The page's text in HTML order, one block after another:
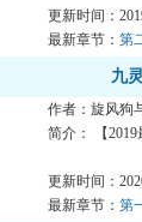
穿越之后，李
更新时间：
最新章节： 第
九
作者：旋风狗
简介： 【2019
先是九个突然
更新时间：
最新章节： 第